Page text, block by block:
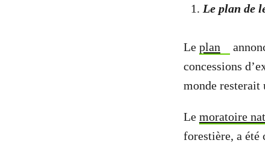
Le plan de
Le plan
concessions
monde resterait
Le moratoire
forestière, a été